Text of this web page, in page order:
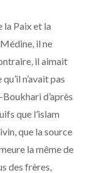
la Paix et la
il ne
il aimait
n’avait pas
d’après
que l’islam
que la source
la même de
des frères,